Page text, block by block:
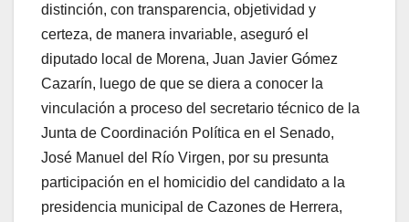
distinción, con transparencia, objetividad y
certeza, de manera invariable, aseguró el
diputado local de Morena, Juan Javier Gómez
Cazarín, luego de que se diera a conocer la
vinculación a proceso del secretario técnico de la
Junta de Coordinación Política en el Senado,
José Manuel del Río Virgen, por su presunta
participación en el homicidio del candidato a la
presidencia municipal de Cazones de Herrera,